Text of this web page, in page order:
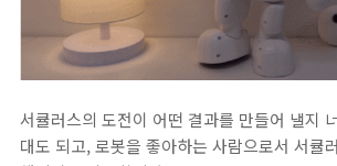
서큘러스의 도전이 어떤 결과를 만들어 낼지
대도 되고, 로봇을 좋아하는 사람으로서 서큘